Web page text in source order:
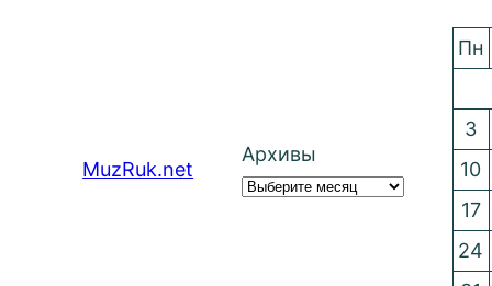
MuzRuk.net
Архивы
Пн
3
10
17
24